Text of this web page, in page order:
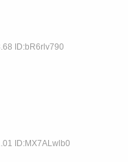
ID:bR6rlv790
ID:MX7ALwlb0